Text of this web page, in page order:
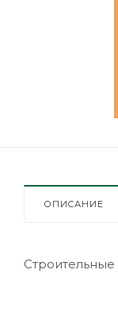
ОПИСАНИЕ